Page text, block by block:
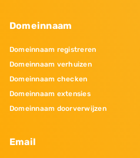
Domeinnaam
Domeinnaam registreren
Domeinnaam verhuizen
Domeinnaam checken
Domeinnaam extensies
Domeinnaam doorverwijzen
Email